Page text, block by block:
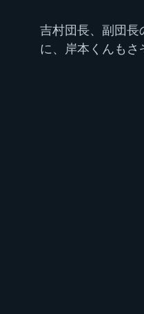
吉村団長、副団長
に、岸本くんもさ